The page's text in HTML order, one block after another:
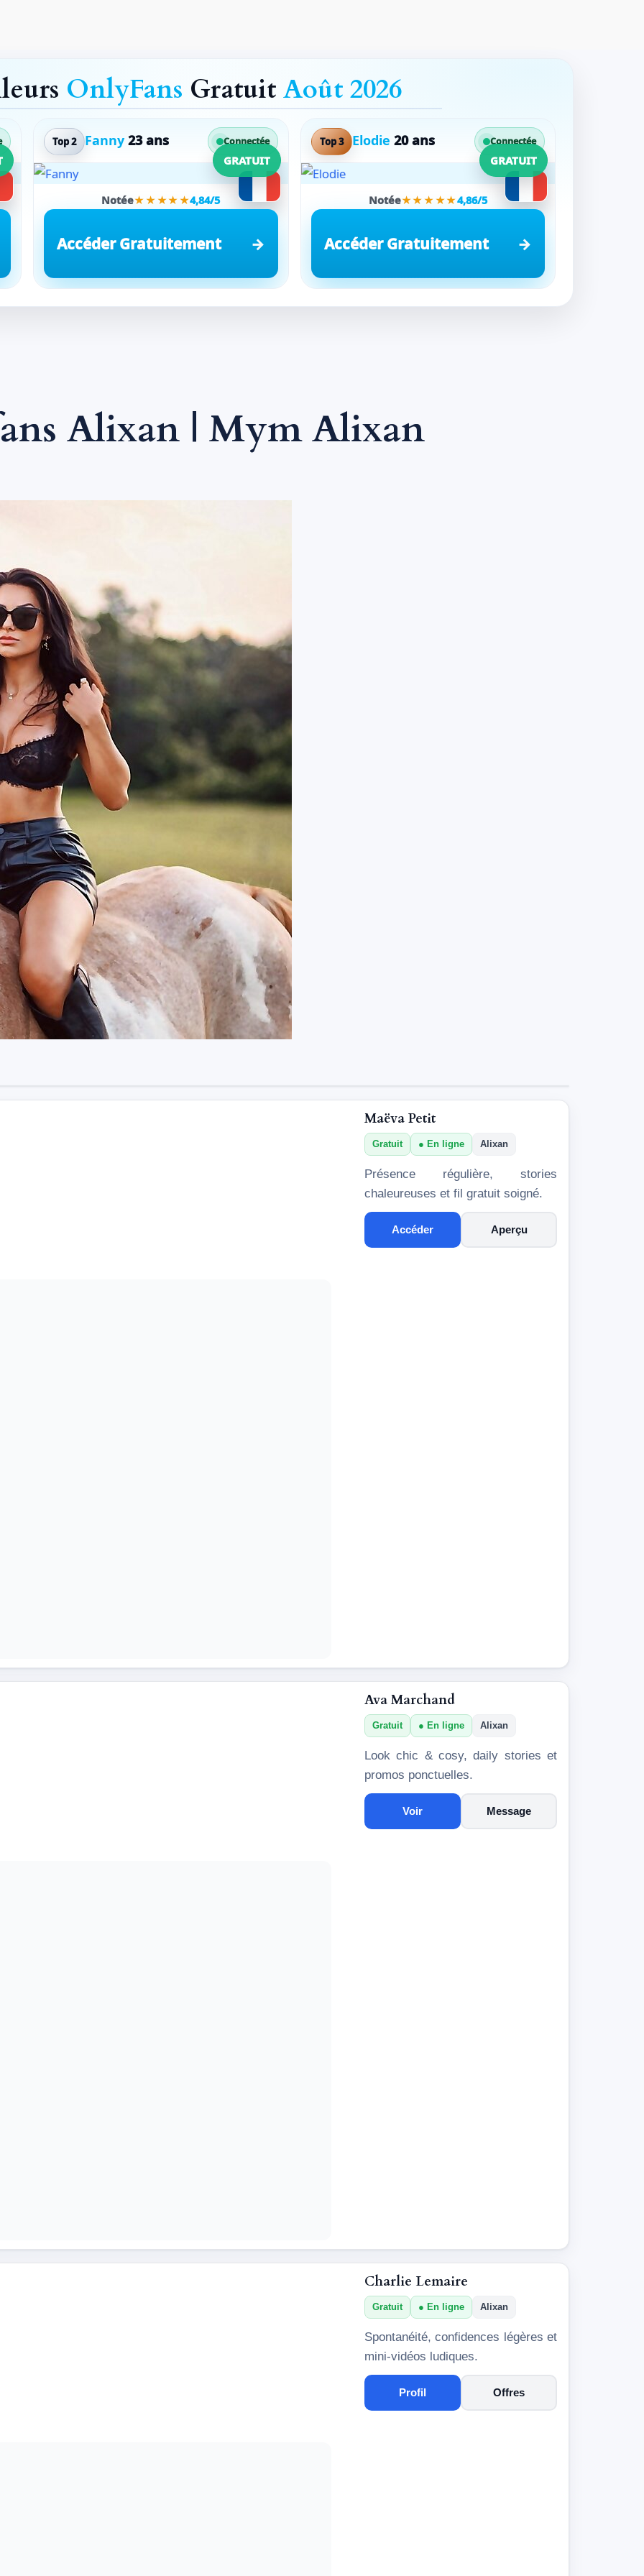
OnlyFans GratuitAoût 2026
Top 2 Fanny 23 ans Connectée
GRATUIT
Notée★★★★★4,84/5
Accéder Gratuitement
Top 3 Elodie 20 ans Connectée
GRATUIT
Notée★★★★★4,86/5
Accéder Gratuitement
Alixan | Mym Alixan
Maëva Petit
Gratuit En ligne Alixan
Présence régulière, stories
chaleureuses et fil gratuit soigné.
Accéder Aperçu
Ava Marchand
Gratuit En ligne Alixan
Look chic & cosy, daily stories et
promos ponctuelles.
Voir Message
Charlie Lemaire
Gratuit En ligne Alixan
Spontanéité, confidences légères et
mini-vidéos ludiques.
Profil Offres